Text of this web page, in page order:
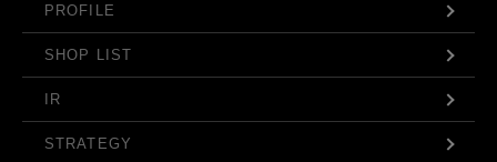
PROFILE
SHOP LIST
IR
STRATEGY